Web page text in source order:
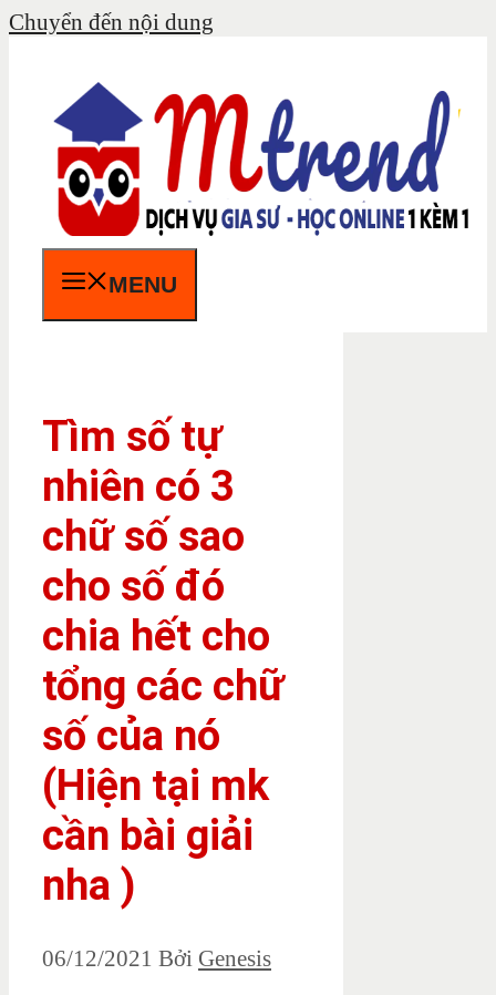
Chuyển đến nội dung
MENU
Tìm số tự
nhiên có 3
chữ số sao
cho số đó
chia hết cho
tổng các chữ
số của nó
(Hiện tại mk
cần bài giải
nha )
06/12/2021 Bởi Genesis